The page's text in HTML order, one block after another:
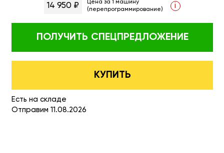
14 950 ₽
Цена за 1 машину
(перепрограммирование)
i
ПОЛУЧИТЬ СПЕЦПРЕДЛОЖЕНИЕ
КУПИТЬ
Есть на складе
Отправим 11.08.2026